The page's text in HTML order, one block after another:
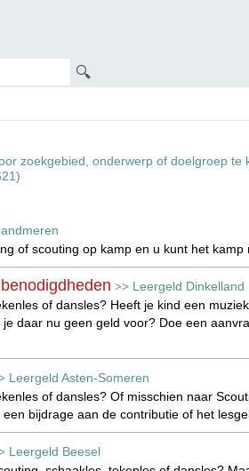
🔍
zoekgebied, onderwerp of doelgroep te
of scouting op kamp en u kunt het
>> Leergeld Dinkelland
of dansles? Heeft je kind een
daar nu geen geld voor? Doe een
Leergeld Asten-Someren
of dansles? Of misschien naar
bijdrage aan de contributie of het
Leergeld Beesel